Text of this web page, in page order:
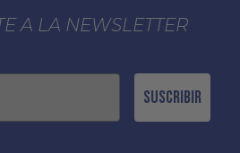
A LA NEWSLETTER
Suscribir